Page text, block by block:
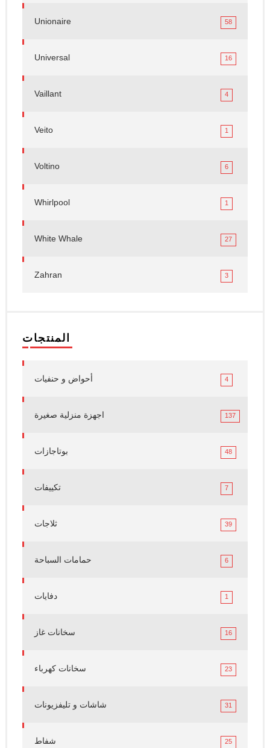
Unionaire 58
Universal 16
Vaillant 4
Veito 1
Voltino 6
Whirlpool 1
White Whale 27
Zahran 3
المنتجات
أحواض و حنفيات 4
اجهزة منزلية صغيرة 137
بوتاجازات 48
تكييفات 7
ثلاجات 39
حمامات السباحة 6
دفايات 1
سخانات غاز 16
سخانات كهرباء 23
شاشات و تليفزيونات 31
شفاط 25